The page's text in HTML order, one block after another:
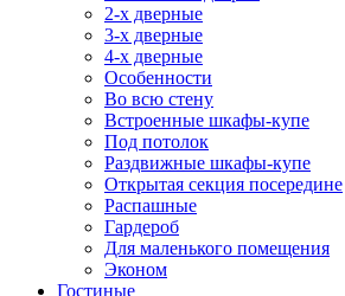
2-х дверные
3-х дверные
4-х дверные
Особенности
Во всю стену
Встроенные шкафы-купе
Под потолок
Раздвижные шкафы-купе
Открытая секция посередине
Распашные
Гардероб
Для маленького помещения
Эконом
Гостиные